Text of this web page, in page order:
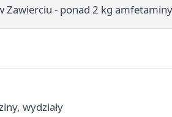
Zawierciu - ponad 2 kg
wydziały